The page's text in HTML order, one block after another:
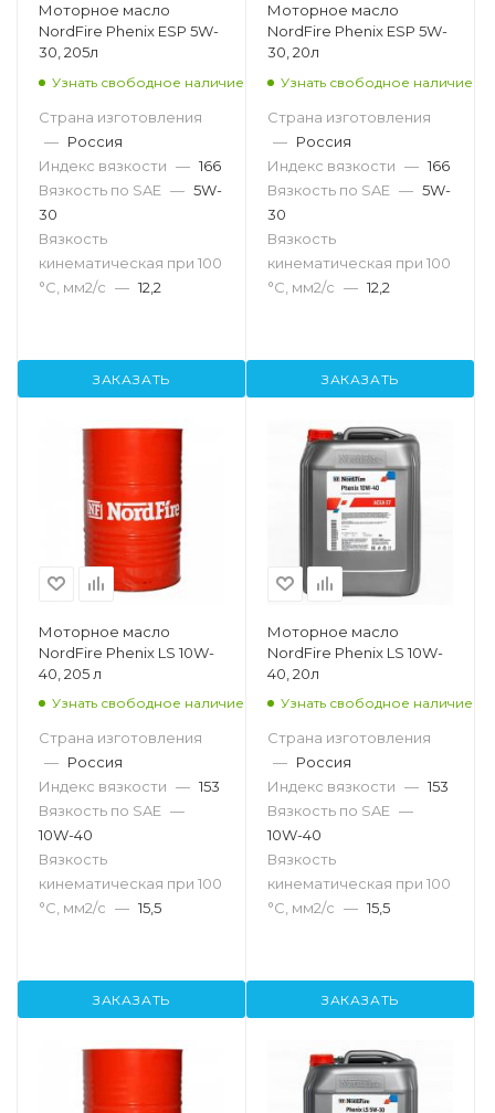
Моторное масло
NordFire Phenix ESP 5W-
30, 205л
Узнать свободное наличие
Страна изготовления
— Россия
Индекс вязкости — 166
Вязкость по SAE — 5W-
30
Вязкость
кинематическая при 100
°С, мм2/с — 12,2
ЗАКАЗАТЬ
Моторное масло
NordFire Phenix ESP 5W-
30, 20л
Узнать свободное наличие
Страна изготовления
— Россия
Индекс вязкости — 166
Вязкость по SAE — 5W-
30
Вязкость
кинематическая при 100
°С, мм2/с — 12,2
ЗАКАЗАТЬ
Моторное масло
NordFire Phenix LS 10W-
40, 205 л
Узнать свободное наличие
Страна изготовления
— Россия
Индекс вязкости — 153
Вязкость по SAE —
10W-40
Вязкость
кинематическая при 100
°С, мм2/с — 15,5
ЗАКАЗАТЬ
Моторное масло
NordFire Phenix LS 10W-
40, 20л
Узнать свободное наличие
Страна изготовления
— Россия
Индекс вязкости — 153
Вязкость по SAE —
10W-40
Вязкость
кинематическая при 100
°С, мм2/с — 15,5
ЗАКАЗАТЬ